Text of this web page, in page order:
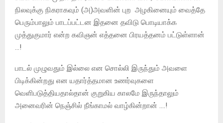
நிலவுக்கு நிகராகவும் (அ)அவளின் புற அழகினையும் வைத்தே
பெரும்பாலும் பாடப்பட்டன இதனை தவிடு பொடியாக்க
முத்துகுமார் என்ற கவிஞன் எத்தனை பிரயத்தனம் பட்டுள்ளான்
…!
பாடல் முழுவதும் இல்லை என சொல்லி இருந்தும் அவளை
பிடிக்கின்றது என யதார்த்தமான உணர்வுகளை
வெளிபடுத்தியதால்தான் குறுகிய காலமே இருந்தாலும்
அனைவரின் நெஞ்சில் நீங்காமல் வாழ்கின்றான் ….!